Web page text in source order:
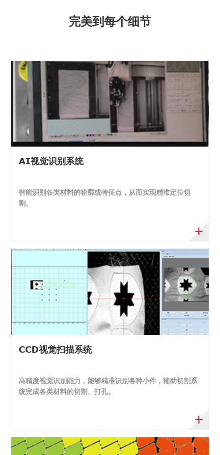
完美到每个细节
AI视觉识别系统
智能识别各类材料的轮廓或特征点，从而实现精准定位切
割。
CCD视觉扫描系统
高精度视觉识别能力，能够精准识别各种小件，辅助切割系
统完成各类材料的切割、打孔。